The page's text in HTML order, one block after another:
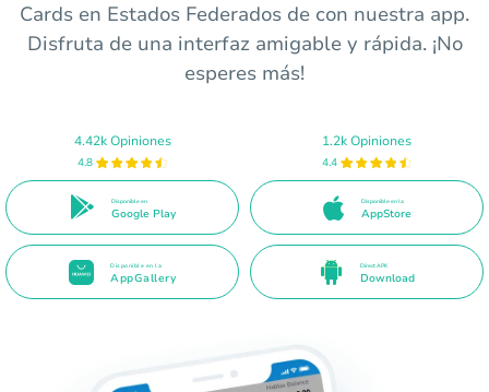
Cards en Estados Federados de con nuestra app.
Disfruta de una interfaz amigable y rápida. ¡No
esperes más!
4.42k Opiniones
4.8
Disponible en
Google Play
1.2k Opiniones
4.4
Disponible en la
AppStore
Disponible en la
AppGallery
Direct APK
Download